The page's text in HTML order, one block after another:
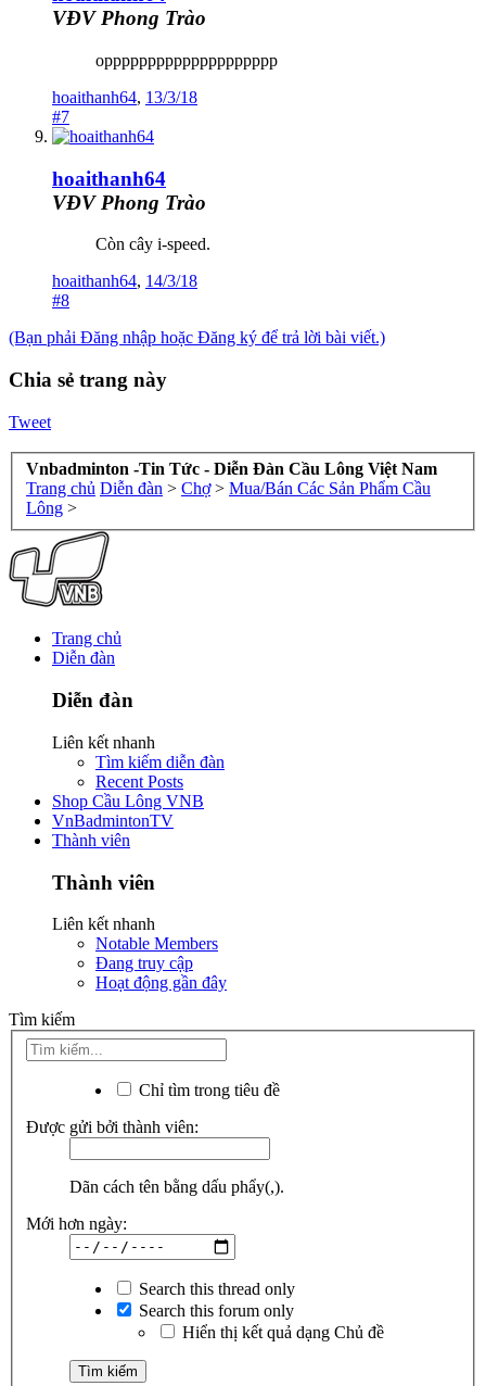
VĐV Phong Trào
opppppppppppppppppppp
hoaithanh64, 13/3/18
#7
hoaithanh64
VĐV Phong Trào
Còn cây i-speed.
hoaithanh64, 14/3/18
#8
(Bạn phải Đăng nhập hoặc Đăng ký để trả lời bài viết.)
Chia sẻ trang này
Tweet
Vnbadminton -Tin Tức - Diễn Đàn Cầu Lông Việt Nam
Trang chủ Diễn đàn > Chợ > Mua/Bán Các Sản Phẩm Cầu
Lông >
Trang chủ
Diễn đàn
Diễn đàn
Liên kết nhanh
Tìm kiếm diễn đàn
Recent Posts
Shop Cầu Lông VNB
VnBadmintonTV
Thành viên
Thành viên
Liên kết nhanh
Notable Members
Đang truy cập
Hoạt động gần đây
Tìm kiếm
Chỉ tìm trong tiêu đề
Được gửi bởi thành viên:
Dãn cách tên bằng dấu phẩy(,).
Mới hơn ngày:
Search this thread only
Search this forum only
Hiển thị kết quả dạng Chủ đề